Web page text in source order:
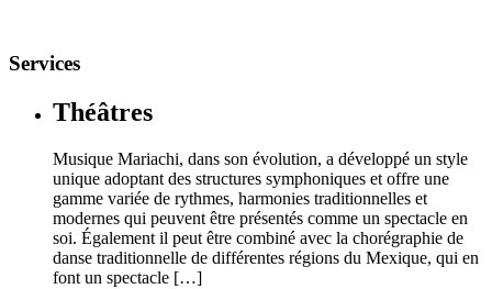
Services
Théâtres
Musique Mariachi, dans son évolution, a développé un style
unique adoptant des structures symphoniques et offre une
gamme variée de rythmes, harmonies traditionnelles et
modernes qui peuvent être présentés comme un spectacle en
soi. Également il peut être combiné avec la chorégraphie de
danse traditionnelle de différentes régions du Mexique, qui en
font un spectacle […]